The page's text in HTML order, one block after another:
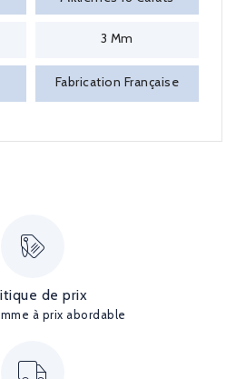
3 Mm
Fabrication Française
de prix
à prix abordable